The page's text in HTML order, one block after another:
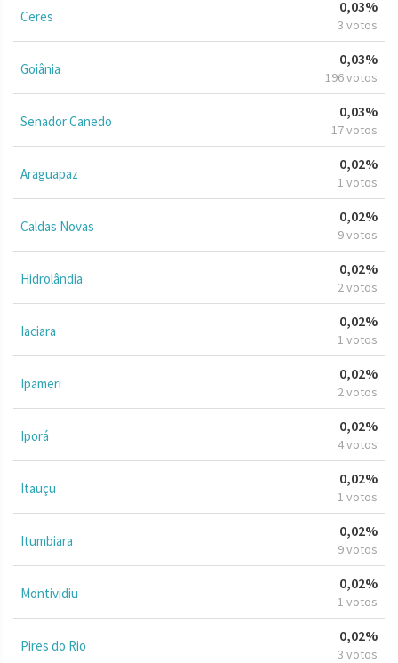
Ceres
0,03%
3 votos
Goiânia
0,03%
196 votos
Senador Canedo
0,03%
17 votos
Araguapaz
0,02%
1 votos
Caldas Novas
0,02%
9 votos
Hidrolândia
0,02%
2 votos
Iaciara
0,02%
1 votos
Ipameri
0,02%
2 votos
Iporá
0,02%
4 votos
Itauçu
0,02%
1 votos
Itumbiara
0,02%
9 votos
Montividiu
0,02%
1 votos
Pires do Rio
0,02%
3 votos